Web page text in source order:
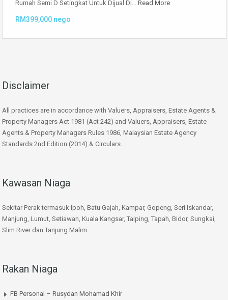
Rumah Semi D Setingkat Untuk Dijual Di… Read More
RM399,000 nego
Disclaimer
All practices are in accordance with Valuers, Appraisers, Estate Agents &
Property Managers Act 1981 (Act 242) and Valuers, Appraisers, Estate
Agents & Property Managers Rules 1986, Malaysian Estate Agency
Standards 2nd Edition (2014) & Circulars.
Kawasan Niaga
Sekitar Perak termasuk Ipoh, Batu Gajah, Kampar, Gopeng, Seri Iskandar,
Manjung, Lumut, Setiawan, Kuala Kangsar, Taiping, Tapah, Bidor, Sungkai,
Slim River dan Tanjung Malim.
Rakan Niaga
FB Personal – Rusydan Mohamad Khir